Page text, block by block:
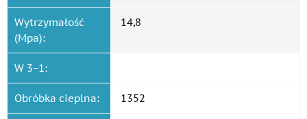
Wytrzymałość
(Mpa):
14,8
W 3−1:
Obróbka cieplna: 1352